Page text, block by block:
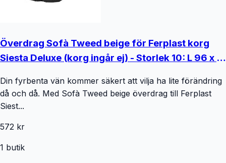
Överdrag Sofà Tweed beige för Ferplast korg
Siesta Deluxe (korg ingår ej) - Storlek 10: L 96 x B
Din fyrbenta vän kommer säkert att vilja ha lite förändring
då och då. Med Sofà Tweed beige överdrag till Ferplast
Siest...
572 kr
1 butik